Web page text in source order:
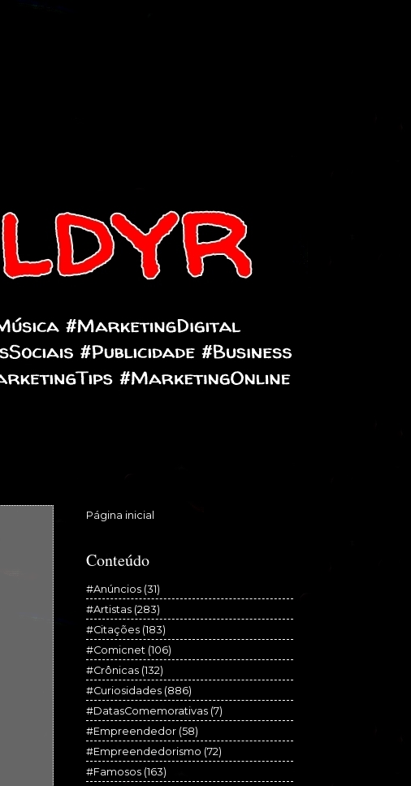
Página inicial
Conteúdo
#Anúncios (31)
#Artistas (283)
#Citações (183)
#Comicnet (106)
#Crônicas (132)
#Curiosidades (886)
#DatasComemorativas (7)
#Empreendedor (58)
#Empreendedorismo (72)
#Famosos (163)